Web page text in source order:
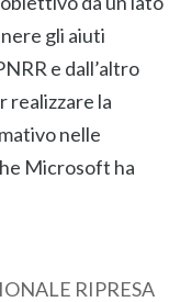
gli aiuti
e dall’altro
realizzare la
nelle
Microsoft ha
RIPRESA